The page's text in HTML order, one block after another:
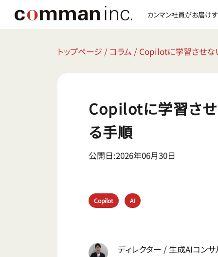
カンマン社員がお届け
トップページ / コラム / Copilotに学習させな
Copilotに学習さ
る手順
公開日:2026年06月30日
Copilot AI
ディレクター / 生成AIコンサ